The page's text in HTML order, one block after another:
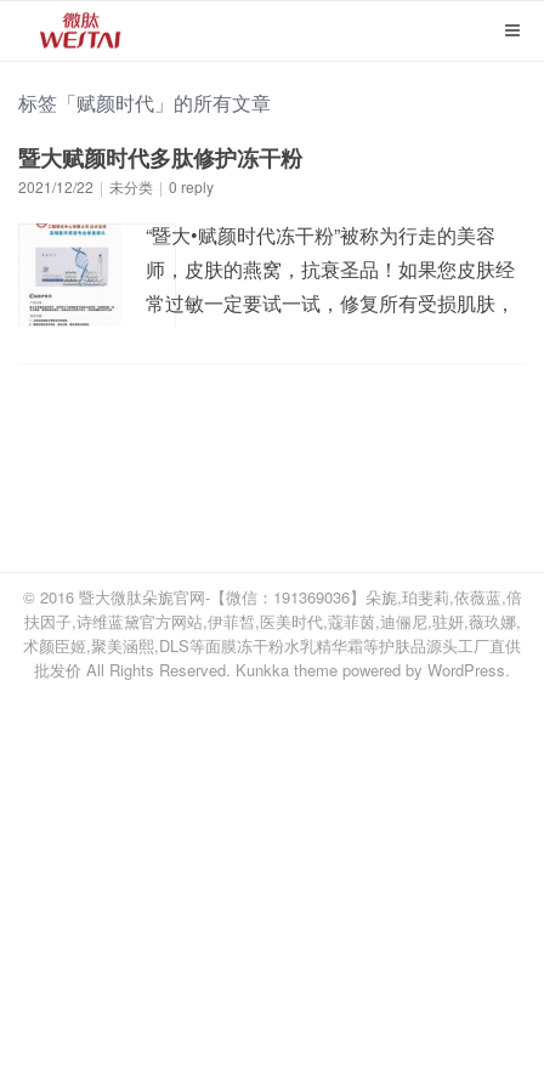
标签「赋颜时代」的所有文章
暨大赋颜时代多肽修护冻干粉
2021/12/22 | 未分类 | 0 reply
“暨大•赋颜时代冻干粉”被称为行走的美容
师，皮肤的燕窝，抗衰圣品！如果您皮肤经
常过敏一定要试一试，修复所有受损肌肤，
© 2016 暨大微肽朵旎官网-【微信：191369036】朵旎,珀斐莉,依薇蓝,倍
扶因子,诗维蓝黛官方网站,伊菲皙,医美时代,蔻菲茵,迪俪尼,驻妍,薇玖娜,
术颜臣姬,聚美涵熙,DLS等面膜冻干粉水乳精华霜等护肤品源头工厂直供
批发价 All Rights Reserved. Kunkka theme powered by WordPress.